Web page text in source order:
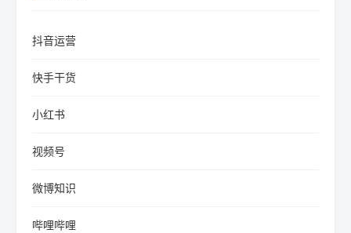
抖音运营
快手干货
小红书
视频号
微博知识
哔哩哔哩